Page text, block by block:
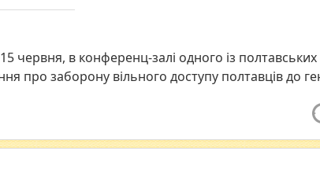
червня, в конференц-залі одного із
про заборону вільного доступу полтавців до